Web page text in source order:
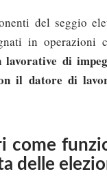
del seggio
in operazioni
lavorative di
il datore di
come
delle